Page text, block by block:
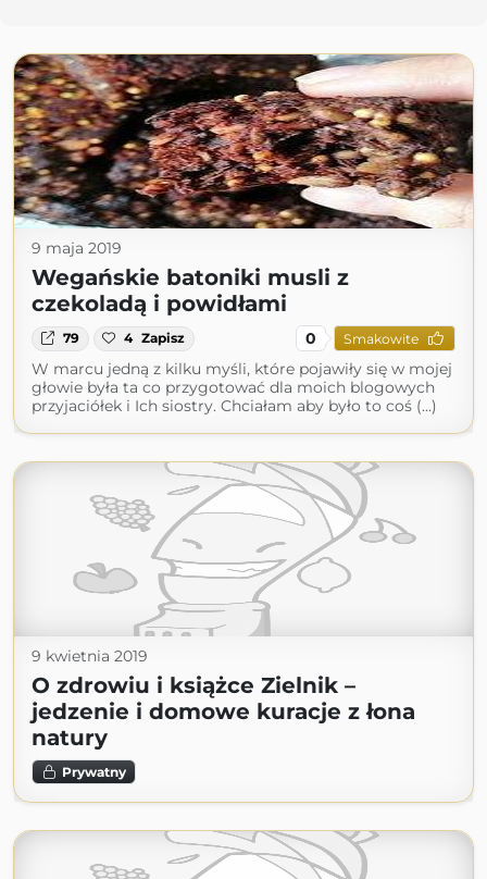
9 maja 2019
Wegańskie batoniki musli z
czekoladą i powidłami
79 4 Zapisz 0 Smakowite
W marcu jedną z kilku myśli, które pojawiły się w mojej
głowie była ta co przygotować dla moich blogowych
przyjaciółek i Ich siostry. Chciałam aby było to coś (...)
9 kwietnia 2019
O zdrowiu i książce Zielnik –
jedzenie i domowe kuracje z łona
natury
Prywatny